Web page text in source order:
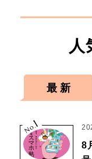
人
最 新
No.
1
8